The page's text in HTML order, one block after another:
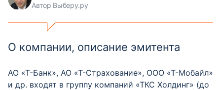
Автор Выберу.ру
О компании, описание эмитента
АО «Т-Банк», АО «Т-Страхование», ООО «Т-Мобайл»
и др. входят в группу компаний «ТКС Холдинг» (до